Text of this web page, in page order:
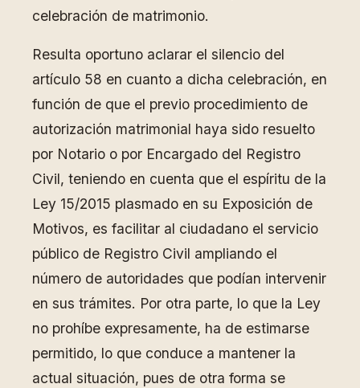
celebración de matrimonio.
Resulta oportuno aclarar el silencio del
artículo 58 en cuanto a dicha celebración, en
función de que el previo procedimiento de
autorización matrimonial haya sido resuelto
por Notario o por Encargado del Registro
Civil, teniendo en cuenta que el espíritu de la
Ley 15/2015 plasmado en su Exposición de
Motivos, es facilitar al ciudadano el servicio
público de Registro Civil ampliando el
número de autoridades que podían intervenir
en sus trámites. Por otra parte, lo que la Ley
no prohíbe expresamente, ha de estimarse
permitido, lo que conduce a mantener la
actual situación, pues de otra forma se